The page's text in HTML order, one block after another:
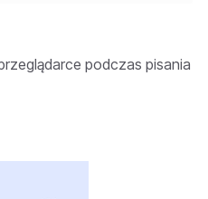
podczas pisania